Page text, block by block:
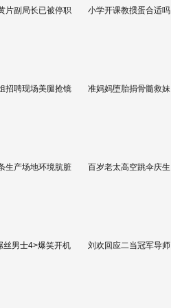
片副局长已被停职 小学开课教掼蛋合适吗
招聘现场美腿抢镜 准妈妈堕胎捐骨髓救妹
生产场地环境肮脏 百岁老太高空跳伞庆生
丝男士4>爆笑开机 刘欢回应二当冠军导师